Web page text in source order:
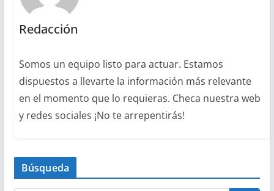
Redacción
Somos un equipo listo para actuar. Estamos
dispuestos a llevarte la información más relevante
en el momento que lo requieras. Checa nuestra web
y redes sociales ¡No te arrepentirás!
Búsqueda